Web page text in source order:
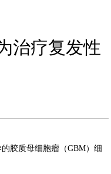
治疗复发性
胶质母细胞瘤（GBM）细